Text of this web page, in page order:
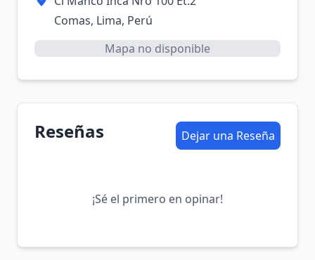
Comas, Lima, Perú
Mapa no disponible
Reseñas Dejar una Reseña
¡Sé el primero en opinar!